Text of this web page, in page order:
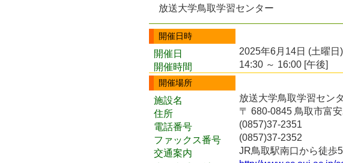
放送大学鳥取学習センター
開催日時
開催日
2025年6月14日 (土曜日)
開催時間
14:30 ～ 16:00 [午後]
開催場所
施設名
放送大学鳥取学習セン
住所
〒 680-0845 鳥取市富
電話番号
(0857)37-2351
ファックス番号
(0857)37-2352
交通案内
JR鳥取駅南口から徒歩